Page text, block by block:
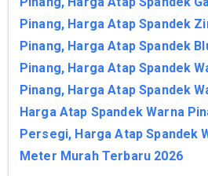
Pinang, Harga Atap Spandek
Pinang, Harga Atap Spandek
Pinang, Harga Atap Spandek
Pinang, Harga Atap Spandek
Harga Atap Spandek Warna
Persegi, Harga Atap Spandek
Meter Murah Terbaru 2026